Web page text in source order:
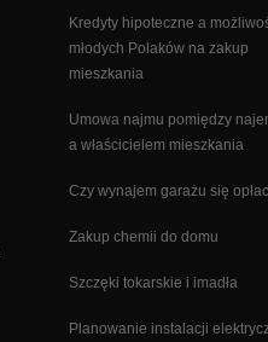
Kredyty hipoteczne a
młodych Polaków na zakup
mieszkania
Umowa najmu pomiędzy
a właścicielem mieszkania
Czy wynajem garażu się
Zakup chemii do domu
Szczęki tokarskie i imadła
Planowanie instalacji